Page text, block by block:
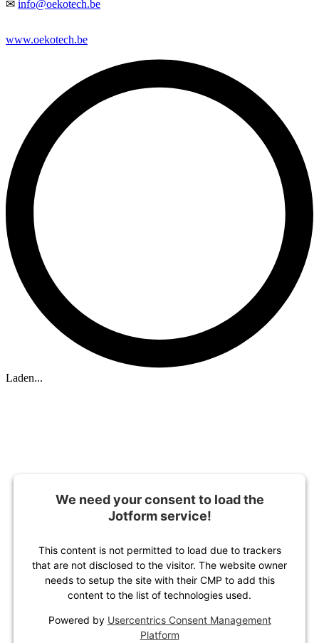
✉ info@oekotech.be
www.oekotech.be
Laden...
We need your consent to load the
Jotform service!
This content is not permitted to load due to trackers
that are not disclosed to the visitor. The website owner
needs to setup the site with their CMP to add this
content to the list of technologies used.
Powered by Usercentrics Consent Management
Platform